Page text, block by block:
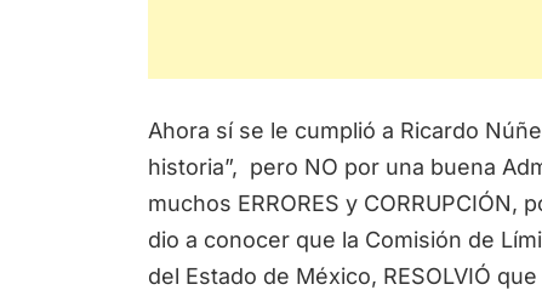
Ahora sí se le cumplió a Ricardo
historia”, pero NO por una buena
muchos ERRORES y
dio a conocer que la Comisión de
del Estado de México, RESOLVIÓ